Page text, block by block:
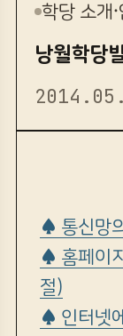
학당 소개·
낭월학당
♠ 통신망
♠ 홈페이
절)
♠ 인터넷